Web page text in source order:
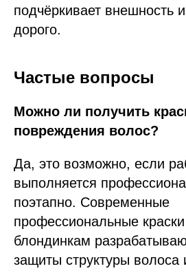
подчёркивает внешность
дорого.
Частые вопросы
Можно ли получить
повреждения волос?
Да, это возможно, если
выполняется
поэтапно. Современные
профессиональные
блондинкам
защиты структуры волоса